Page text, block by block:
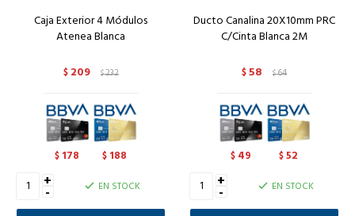
Caja Exterior 4 Módulos
Atenea Blanca
$ 209 $232
$ 178 $ 188
+
- EN STOCK
Ducto Canalina 20X10mm PRC
C/Cinta Blanca 2M
$58 $64
$ 49 $52
+
- EN STOCK